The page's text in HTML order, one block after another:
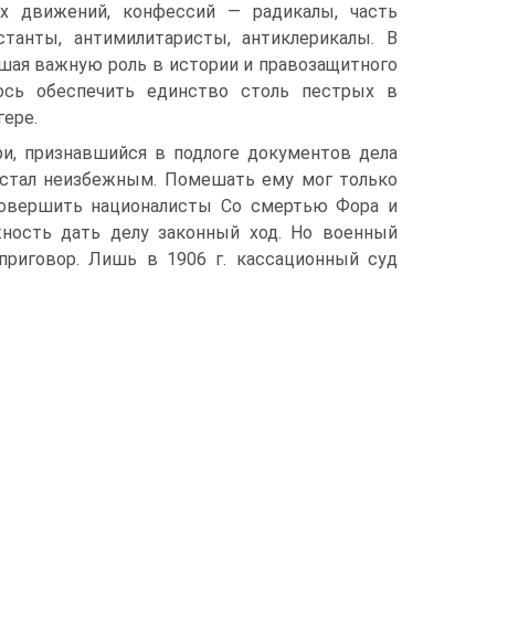
движений, конфессий — радикалы, часть
антимилитаристы, антиклерикалы. В
важную роль в истории и правозащитного
обеспечить единство столь пестрых в
признавшийся в подлоге документов дела
неизбежным. Помешать ему мог только
националисты Со смертью Фора и
дать делу законный ход. Но военный
Лишь в 1906 г. кассационный суд